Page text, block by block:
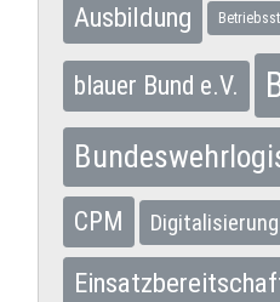
Ausbildung
blauer Bund e.V.
CPM Digitalisierung